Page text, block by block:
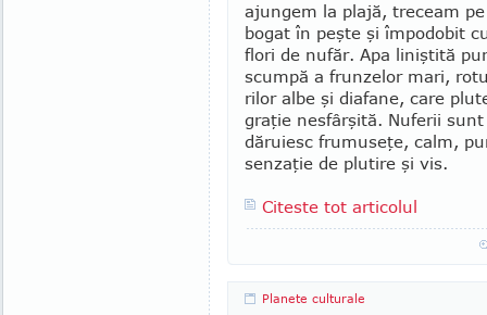
ajungem la plajă, treceam
bogat în peşte şi împodo­bit
flori de nufăr. Apa liniştită
scumpă a frunzelor mari,
rilor albe şi dia­fane, care
graţie ne­sfârşită. Nuferii
dă­ruiesc frumuseţe, calm,
senzaţie de plutire şi vis.
Citeste tot articolul
Planete culturale